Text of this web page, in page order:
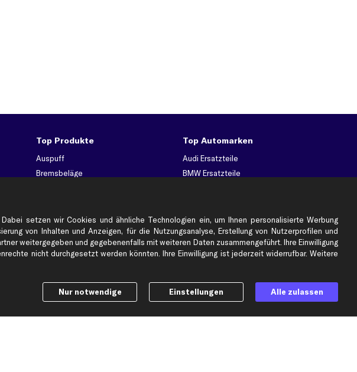
Top Produkte
Auspuff
Bremsbeläge
Lichtmaschine
Luftfilter
Ölfilter
Scheibenwischer
Top Automarken
Audi Ersatzteile
BMW Ersatzteile
Opel Ersatzteile
Peugeot Ersatzteile
Renault Ersatzteile
VW Ersatzteile
setzen wir Cookies und ähnliche Technologien ein, um Ihnen personalisierte Werbung
von Inhalten und Anzeigen, für die Nutzungsanalyse, Erstellung von Nutzerprofilen und
weitergegeben und gegebenenfalls mit weiteren Daten zusammengeführt. Ihre Einwilligung
nicht durchgesetzt werden könnten. Ihre Einwilligung ist jederzeit widerrufbar. Weitere
Nur notwendige Einstellungen Alle zulassen